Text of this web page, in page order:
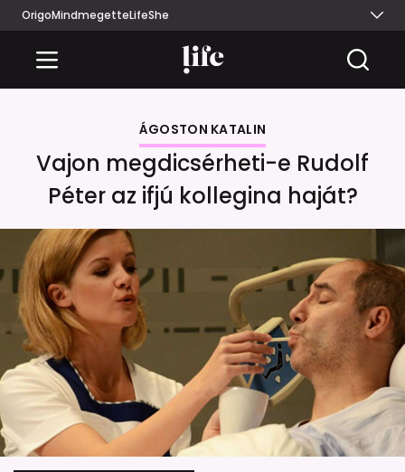
OrigoMindmegetteLifeShe
ÁGOSTON KATALIN
Vajon megdicsérheti-e Rudolf
Péter az ifjú kollegina haját?